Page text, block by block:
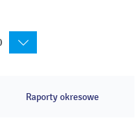
Raporty okresowe